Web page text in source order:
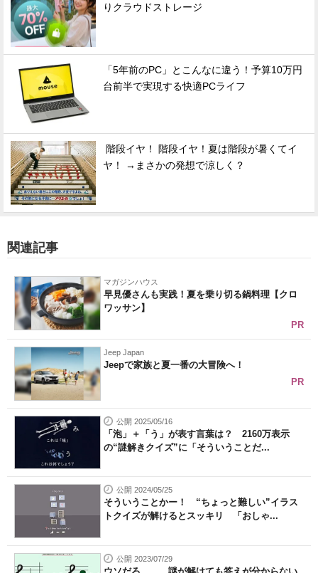
りクラウドストレージ
「5年前のPC」とこんなに違う！予算10万円
台前半で実現する快適PCライフ
階段イヤ！ 階段イヤ！夏は階段が暑くてイ
ヤ！ →まさかの発想で涼しく？
関連記事
マガジンハウス
早見優さんも実践！夏を乗り切る鍋料理【クロ
ワッサン】
PR
Jeep Japan
Jeepで家族と夏一番の大冒険へ！
PR
公開 2025/05/16
「泡」＋「う」が表す言葉は？ 2160万表示
の“謎解きクイズ”に「そういうことだ...
公開 2024/05/25
そういうことかー！ “ちょっと難しい”イラス
トクイズが解けるとスッキリ 「おしゃ...
公開 2023/07/29